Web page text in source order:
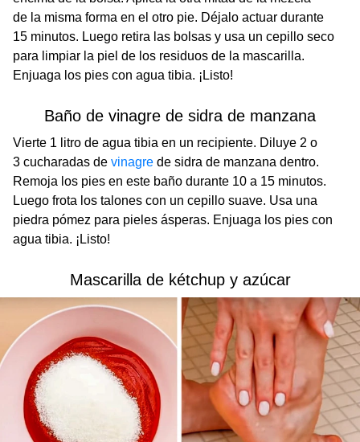
de la misma forma en el otro pie. Déjalo actuar durante
15 minutos. Luego retira las bolsas y usa un cepillo seco
para limpiar la piel de los residuos de la mascarilla.
Enjuaga los pies con agua tibia. ¡Listo!
Baño de vinagre de sidra de manzana
Vierte 1 litro de agua tibia en un recipiente. Diluye 2 o
3 cucharadas de vinagre de sidra de manzana dentro.
Remoja los pies en este baño durante 10 a 15 minutos.
Luego frota los talones con un cepillo suave. Usa una
piedra pómez para pieles ásperas. Enjuaga los pies con
agua tibia. ¡Listo!
Mascarilla de kétchup y azúcar